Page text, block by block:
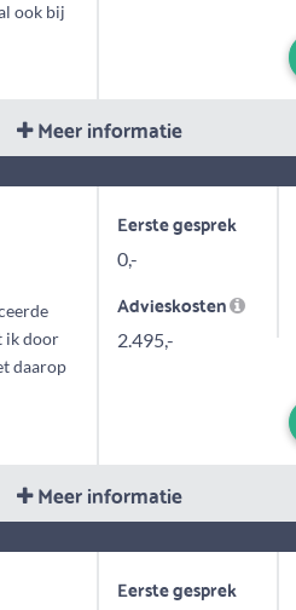
ook bij
Meer informatie
ik door
daarop
Eerste gesprek
0,-
Advieskosten
2.495,-
Meer informatie
Eerste gesprek